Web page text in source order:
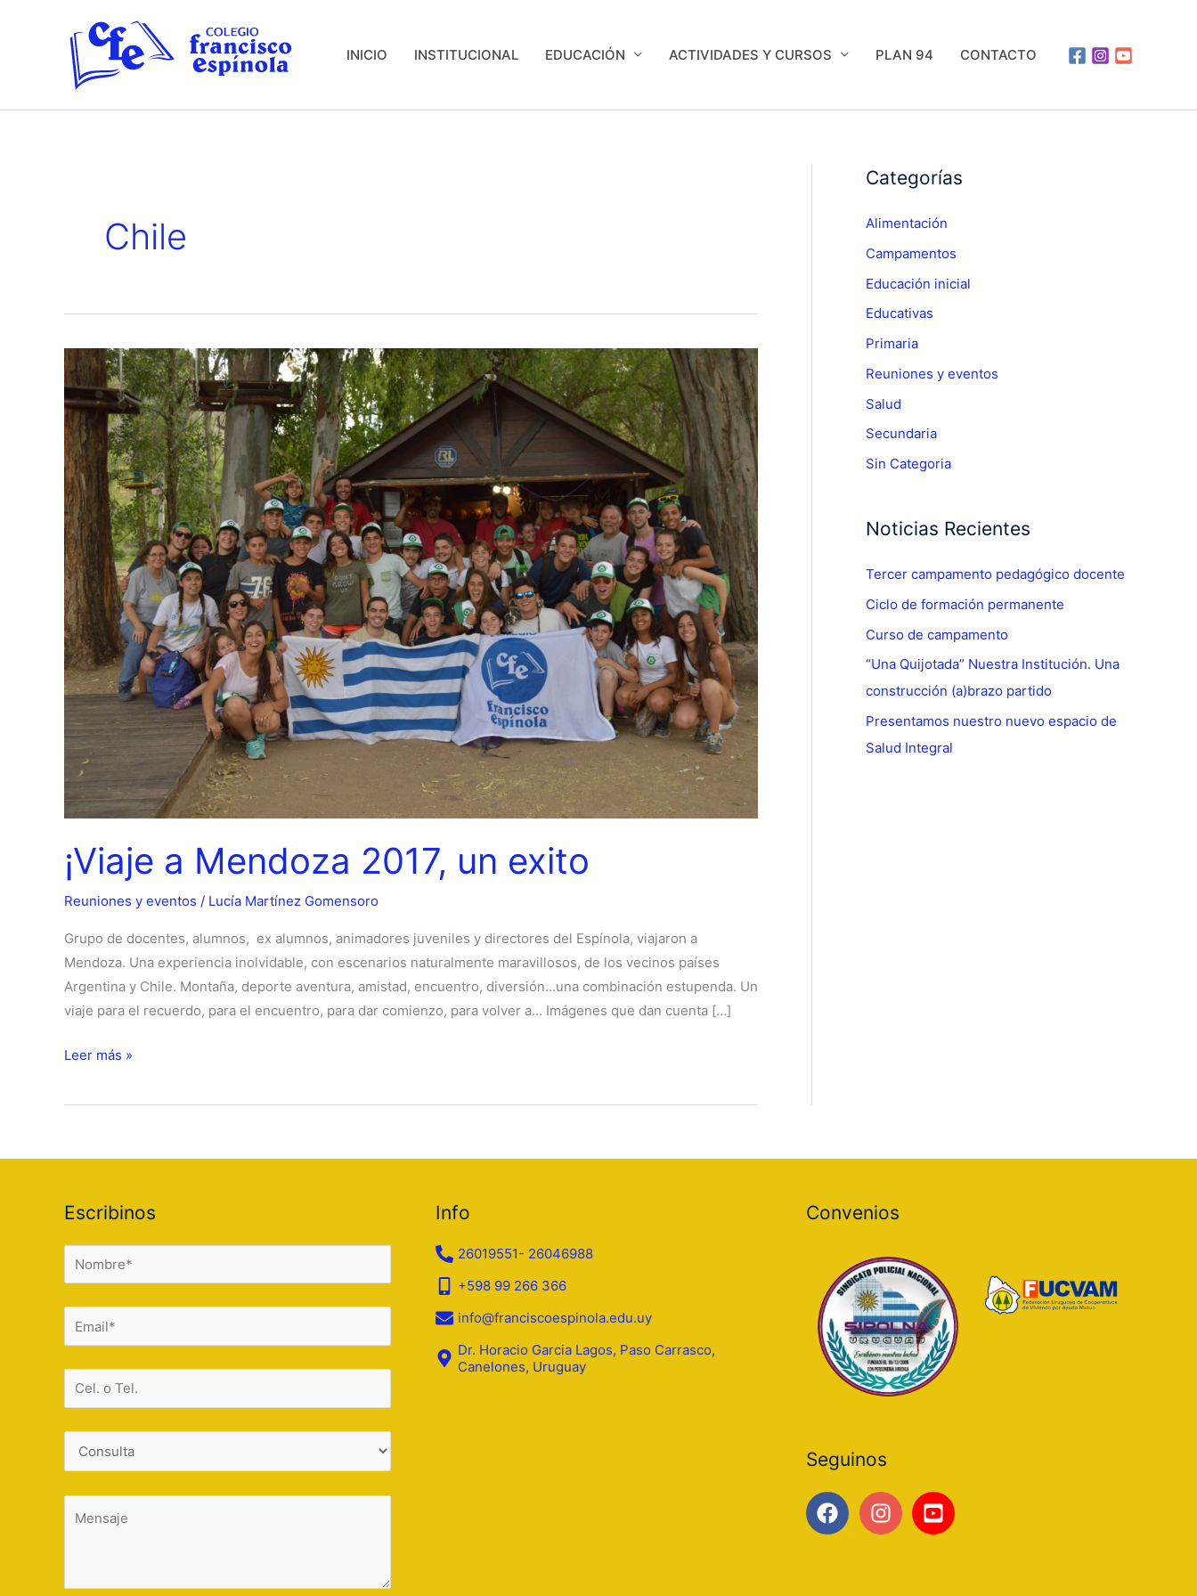
INICIO INSTITUCIONAL EDUCACIÓN ACTIVIDADES Y CURSOS PLAN 94 CONTACTO
Chile
¡Viaje a Mendoza 2017, un exito
Reuniones y eventos / Lucía Martínez Gomensoro
Grupo de docentes, alumnos, ex alumnos, animadores juveniles y directores del Espínola, viajaron a
Mendoza. Una experiencia inolvidable, con escenarios naturalmente maravillosos, de los vecinos países
Argentina y Chile. Montaña, deporte aventura, amistad, encuentro, diversión…una combinación estupenda. Un
viaje para el recuerdo, para el encuentro, para dar comienzo, para volver a… Imágenes que dan cuenta […]
¡Viaje
Mendoza
Leer más »
Categorías
Alimentación
Campamentos
Educación inicial
Educativas
Primaria
Reuniones y eventos
Salud
Secundaria
Sin Categoria
Noticias Recientes
Tercer campamento pedagógico docente
Ciclo de formación permanente
Curso de campamento
“Una Quijotada” Nuestra Institución. Una
construcción (a)brazo partido
Presentamos nuestro nuevo espacio de
Salud Integral
Escribinos Info
26019551- 26046988
+598 99 266 366
info@franciscoespinola.edu.uy
Dr. Horacio Garcia Lagos, Paso Carrasco,
Canelones, Uruguay
Convenios
Seguinos